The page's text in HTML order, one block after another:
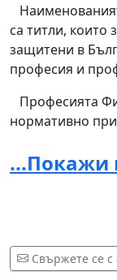
са титли, които
защитени в
професия и
Професията
нормативно
специалисти,
образование и
от физикалната
...Покажи
Свържете се с